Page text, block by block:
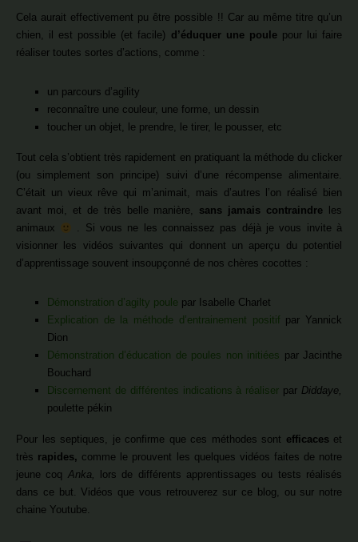
Cela aurait effectivement pu être possible !! Car au même titre qu’un
chien, il est possible (et facile) d’éduquer une poulepour lui faire
réaliser toutes sortes d’actions, comme :
un parcours d’agility
reconnaître une couleur, une forme, un dessin
toucher un objet, le prendre, le tirer, le pousser, etc
Tout cela s’obtient très rapidement en pratiquant la méthode du clicker
(ou simplement son principe) suivi d’une récompense alimentaire.
C’était un vieux rêve qui m’animait, mais d’autres l’on réalisé bien
avant moi, et de très belle manière, sans jamais contraindre les
animaux
. Si vous ne les connaissez pas déjà je vous invite à
visionner les vidéos suivantes qui donnent un aperçu du potentiel
d’apprentissage souvent insoupçonné de nos chères cocottes :
Démonstration d’agilty poule par Isabelle Charlet
Explication de la méthode d’entrainement positif par Yannick
Dion
Démonstration d’éducation de poules non initiées par Jacinthe
Bouchard
Discernement de différentes indications à réaliser par Diddaye,
poulette pékin
Pour les septiques, je confirme que ces méthodes sont efficaceset
très rapides, comme le prouvent les quelques vidéos faites de notre
jeune coq Anka,
lors de différents apprentissages ou tests réalisés
dans ce but. Vidéos que vous retrouverez sur ce blog, ou sur notre
chaine Youtube.